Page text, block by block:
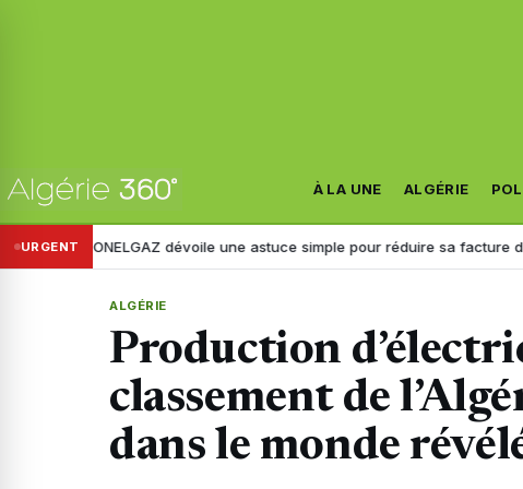
À LA UNE ALGÉRIE
URGENTdévoile une astuce simple pour réduire sa facture d’électricité
ALGÉRIE
Production
classement de
dans le monde